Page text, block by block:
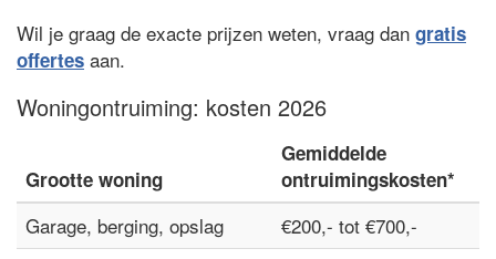
Wil je graag de exacte prijzen weten, vraag dan gratis
offertes aan.
Woningontruiming: kosten 2026
Grootte woning
Gemiddelde
ontruimingskosten*
Garage, berging, opslag
€200,- tot €700,-